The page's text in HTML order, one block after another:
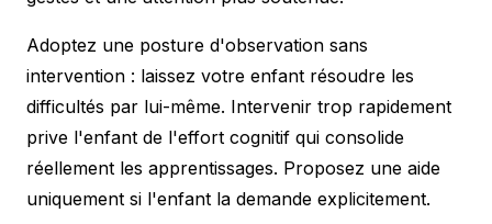
Adoptez une posture d'observation sans
intervention : laissez votre enfant résoudre les
difficultés par lui-même. Intervenir trop rapidement
prive l'enfant de l'effort cognitif qui consolide
réellement les apprentissages. Proposez une aide
uniquement si l'enfant la demande explicitement.